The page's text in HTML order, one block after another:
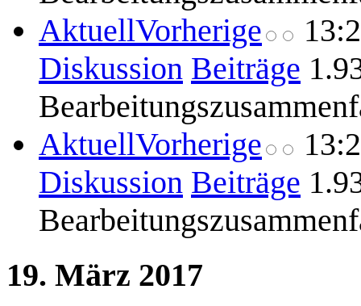
AktuellVorherige
Diskussion Beiträge
AktuellVorherige
Diskussion Beiträge
19. März 2017